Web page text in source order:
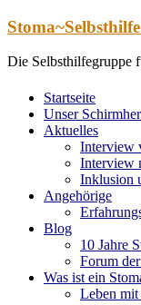
Zum
springen
Die Selbsthilfegruppe
Startseite
Unser
Aktuelles
Interview
Interview
Inklusion
Angehörige
Blog
10 Jahre
Forum
Was ist ein
Leben mit